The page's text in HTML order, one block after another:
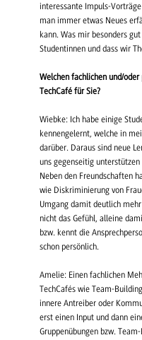
interessante Impuls-
man immer etwas Neues
kann. Was mir besonders
Studentinnen und dass wir
Welchen fachlichen und/
TechCafé für Sie?
Wiebke: Ich habe einige
kennengelernt, welche in
darüber. Daraus sind neue
uns gegenseitig
Neben den Freundschaften
wie Diskriminierung von
Umgang damit deutlich
nicht das Gefühl, alleine
bzw. kennt die
schon persönlich.
Amelie: Einen fachlichen
TechCafés wie Team-
innere Antreiber oder
erst einen Input und dann
Gruppenübungen bzw.